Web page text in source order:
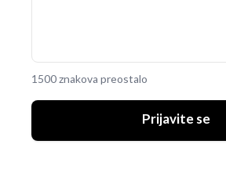
1500 znakova preostalo
Prijavite se